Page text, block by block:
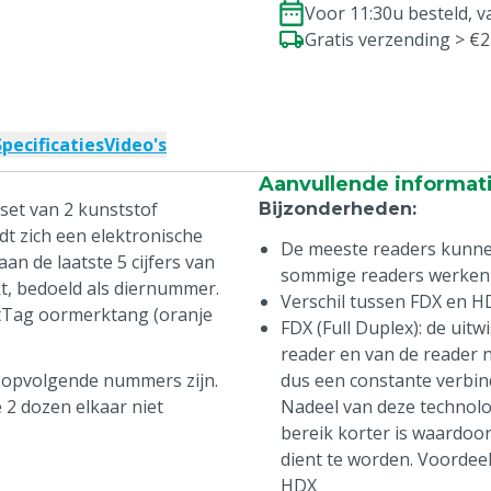
Voor 11:30u besteld,
Gratis verzending >
Video's
van 2 kunststof
zich een elektronische
de laatste 5 cijfers van
bedoeld als diernummer.
oormerktang (oranje
nummers zijn.
2 dozen elkaar niet
Aanvullende
Bijzonderheden:
De meeste readers
sommige readers
Verschil tussen FDX en
FDX (Full Duplex): de
reader en van de reader
dus een constante
Nadeel van deze
bereik korter is
dient te worden.
HDX